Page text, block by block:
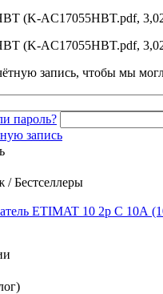
(K-AC17055HBT.pdf,
(K-AC17055HBT.pdf,
запись, чтобы мы
пароль?
запись
Бестселлеры
ETIMAT 10 2p C 10А